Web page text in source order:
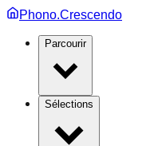
Phono.Crescendo
Parcourir
Sélections